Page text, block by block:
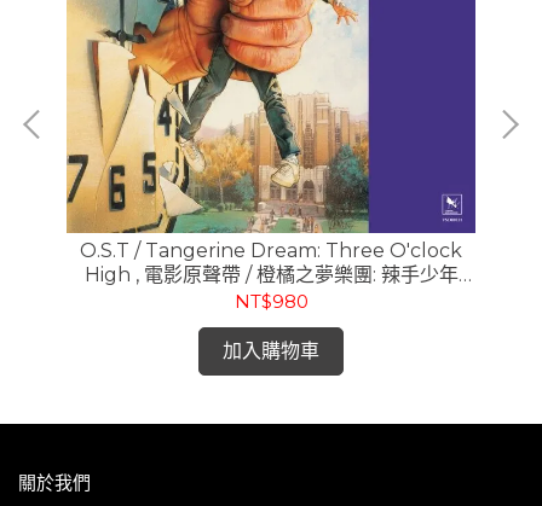
O.S.T / Tangerine Dream: Three O'clock
High , 電影原聲帶 / 橙橘之夢樂團: 辣手少年
(LP)
NT$980
加入購物車
關於我們